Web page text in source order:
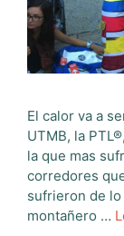
El calor va a
UTMB, la
la que mas
corredores
sufrieron de
montañero …